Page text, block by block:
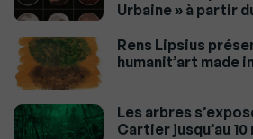
Urbaine » à partir
Rens Lipsius
humanit’art made
Les arbres
Cartier jusqu’au